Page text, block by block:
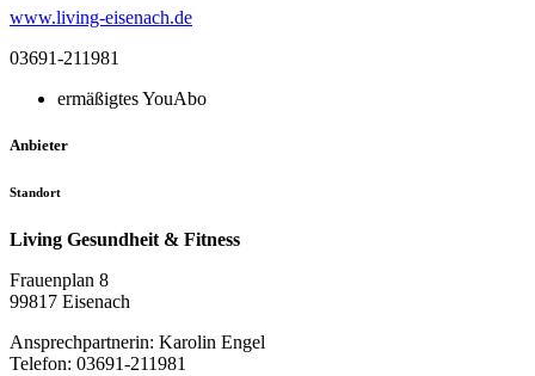
www.living-eisenach.de
03691-211981
ermäßigtes YouAbo
Anbieter
Standort
Living Gesundheit & Fitness
Frauenplan 8
99817 Eisenach
Ansprechpartnerin: Karolin Engel
Telefon: 03691-211981